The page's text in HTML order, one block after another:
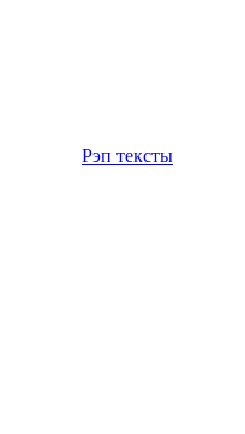
Рэп тексты